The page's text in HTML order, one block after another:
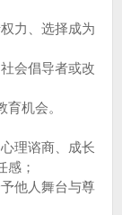
力、选择成为
会倡导者或改
机会。
理谘商、成长
感；
他人舞台与尊